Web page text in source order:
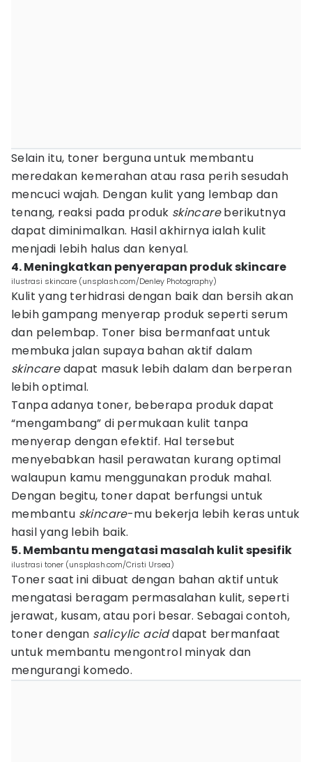
Selain itu, toner berguna untuk membantu
meredakan kemerahan atau rasa perih sesudah
mencuci wajah. Dengan kulit yang lembap dan
tenang, reaksi pada produk skincareberikutnya
dapat diminimalkan. Hasil akhirnya ialah kulit
menjadi lebih halus dan kenyal.
4. Meningkatkan penyerapan produk skincare
ilustrasi skincare (unsplash.com/Denley Photography)
Kulit yang terhidrasi dengan baik dan bersih akan
lebih gampang menyerap produk seperti serum
dan pelembap. Toner bisa bermanfaat untuk
membuka jalan supaya bahan aktif dalam
skincaredapat masuk lebih dalam dan berperan
lebih optimal.
Tanpa adanya toner, beberapa produk dapat
“mengambang” di permukaan kulit tanpa
menyerap dengan efektif. Hal tersebut
menyebabkan hasil perawatan kurang optimal
walaupun kamu menggunakan produk mahal.
Dengan begitu, toner dapat berfungsi untuk
membantu skincare-mu bekerja lebih keras untuk
hasil yang lebih baik.
5. Membantu mengatasi masalah kulit spesifik
ilustrasi toner (unsplash.com/Cristi Ursea)
Toner saat ini dibuat dengan bahan aktif untuk
mengatasi beragam permasalahan kulit, seperti
jerawat, kusam, atau pori besar. Sebagai contoh,
toner dengan salicylic aciddapat bermanfaat
untuk membantu mengontrol minyak dan
mengurangi komedo.